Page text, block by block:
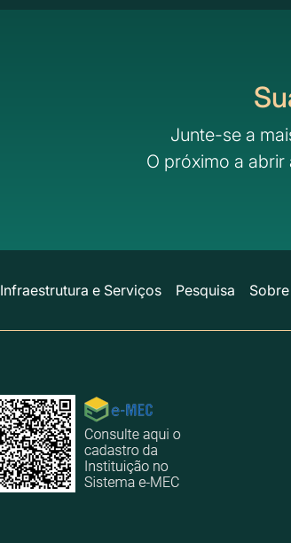
Junte-se a
O próximo a
Infraestrutura e Serviços Pesquisa